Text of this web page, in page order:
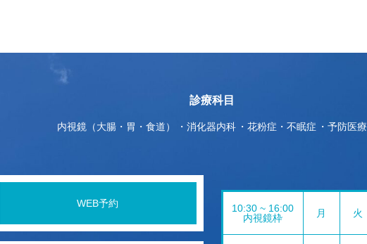
診療科目
内視鏡（大腸・胃・食道） 消化器内科 花粉症・不眠症 予防医療
WEB予約
10:30 ~ 16:00
内視鏡枠
月 火